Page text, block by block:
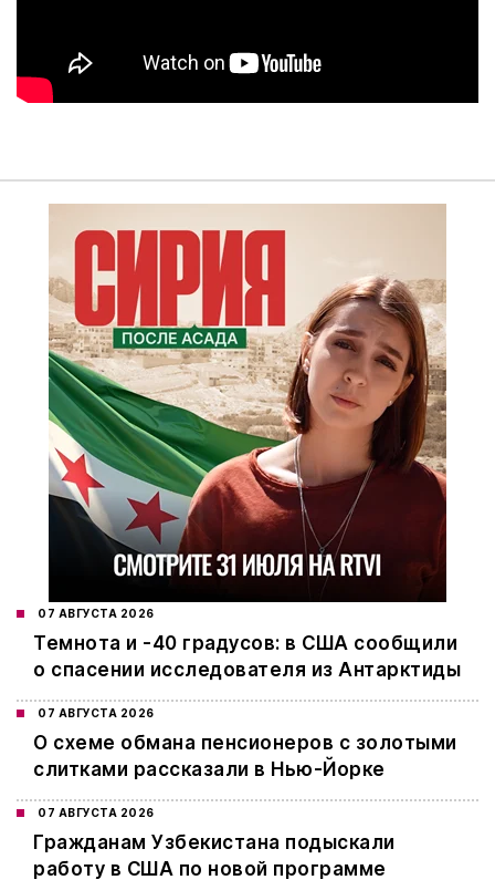
07 АВГУСТА 2026
Темнота и -40 градусов: в США сообщили
о спасении исследователя из Антарктиды
07 АВГУСТА 2026
О схеме обмана пенсионеров с золотыми
слитками рассказали в Нью-Йорке
07 АВГУСТА 2026
Гражданам Узбекистана подыскали
работу в США по новой программе